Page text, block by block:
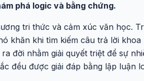
phá logic và bằng chứng.
tri thức và cảm xúc văn học.
khăn khi tìm kiếm câu trả lời khoa
đời nhằm giải quyết triệt để sự
đều được giải đáp bằng lập luận